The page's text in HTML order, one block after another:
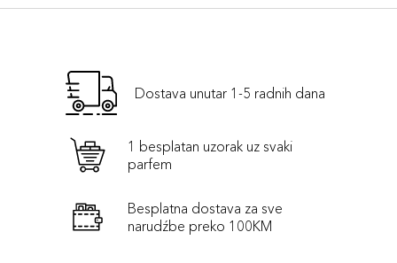
Dostava unutar 1-5 radnih dana
1 besplatan uzorak uz svaki
parfem
Besplatna dostava za sve
narudźbe preko 100KM